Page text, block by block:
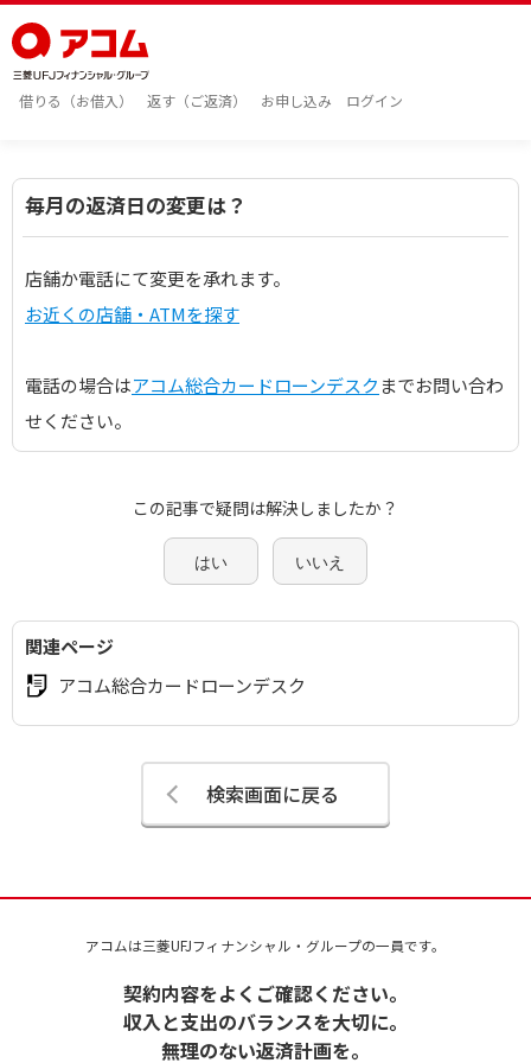
借りる（お借入） 返す（ご返済） お申し込み ログイン
毎月の返済日の変更は？
店舗か電話にて変更を承れます。
お近くの店舗・ATMを探す
電話の場合はアコム総合カードローンデスク までお問い合わ
せください。
この記事で疑問は解決しましたか？
はい いいえ
関連ページ
アコム総合カードローンデスク
検索画面に戻る
アコムは三菱UFJフィナンシャル・グループの一員です。
契約内容をよくご確認ください。
収入と支出のバランスを大切に。
無理のない返済計画を。